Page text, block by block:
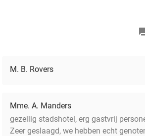
M. B. Rovers
Mme. A. Manders
gezellig stadshotel, erg gastvrij
Zeer geslaagd, we hebben echt